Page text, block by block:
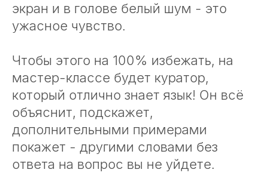
экран и в голове белый шум - это
ужасное чувство.
Чтобы этого на 100% избежать, на
мастер-классе будет куратор,
который отлично знает язык! Он всё
объяснит, подскажет,
дополнительными примерами
покажет - другими словами без
ответа на вопрос вы не уйдете.